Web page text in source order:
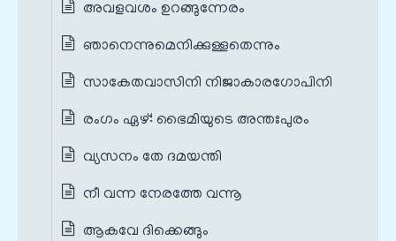
അവളവശം ഉറങ്ങുന്നേരം
ഞാനെന്നുമെനിക്കുള്ളതെന്നും
സാകേതവാസിനി നിജാകാരഗോപിനി
രംഗം ഏഴ്‌: ഭൈമിയുടെ അന്തഃപുരം
വ്യസനം തേ ദമയന്തി
നീ വന്ന നേരത്തേ വന്നൂ
ആകവേ ദിക്കെങ്ങും